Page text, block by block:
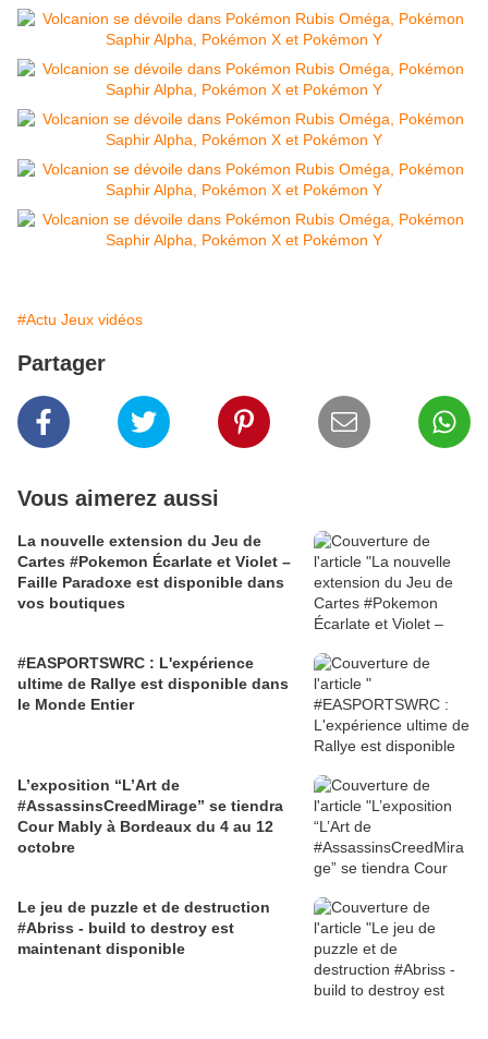
#Actu Jeux vidéos
Partager
Vous aimerez aussi
La nouvelle extension du Jeu de
Cartes #Pokemon Écarlate et Violet –
Faille Paradoxe est disponible dans
vos boutiques
#EASPORTSWRC : L'expérience
ultime de Rallye est disponible dans
le Monde Entier
L’exposition “L’Art de
#AssassinsCreedMirage” se tiendra
Cour Mably à Bordeaux du 4 au 12
octobre
Le jeu de puzzle et de destruction
#Abriss - build to destroy est
maintenant disponible